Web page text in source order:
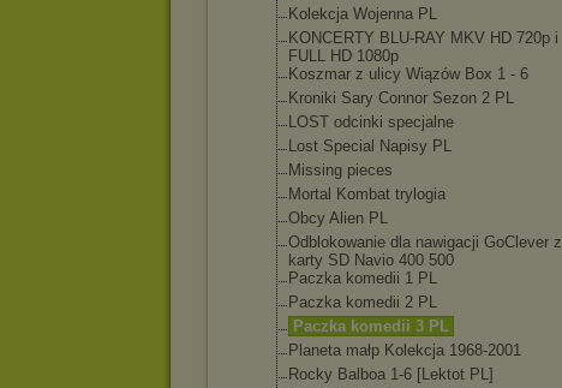
Kolekcja Wojenna PL
KONCERTY BLU-RAY MKV HD 720p i
FULL HD 1080p
Koszmar z ulicy Wiązów Box 1 - 6
Kroniki Sary Connor Sezon 2 PL
LOST odcinki specjalne
Lost Special Napisy PL
Missing pieces
Mortal Kombat trylogia
Obcy Alien PL
Odblokowanie dla nawigacji GoClever z
karty SD Navio 400 500
Paczka komedii 1 PL
Paczka komedii 2 PL
Paczka komedii 3 PL
Planeta małp Kolekcja 1968-2001
Rocky Balboa 1-6 [Lektot PL]